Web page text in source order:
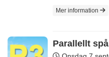
Mer information
Parallellt